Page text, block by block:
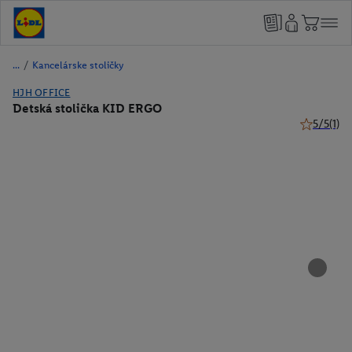
/ Kancelárske stoličky
HJH OFFICE
Detská stolička KID ERGO
5/5(1)